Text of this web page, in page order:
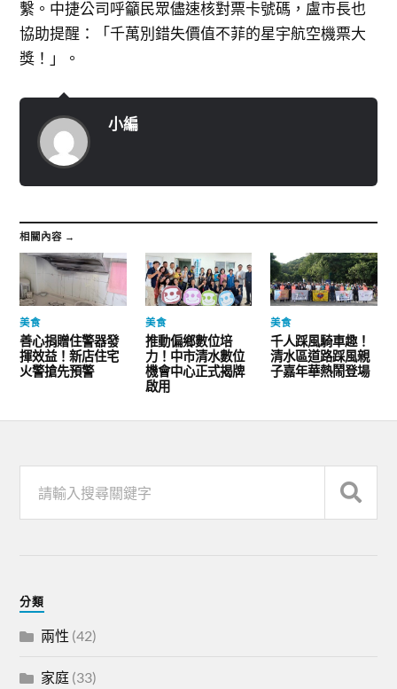
繫。中捷公司呼籲民眾儘速核對票卡號碼，盧市長也
協助提醒：「千萬別錯失價值不菲的星宇航空機票大
獎！」。
小編
相關內容 →
美食
善心捐贈住警器發
揮效益！新店住宅
火警搶先預警
美食
推動偏鄉數位培
力！中市清水數位
機會中心正式揭牌
啟用
美食
千人踩風騎車趣！
清水區道路踩風親
子嘉年華熱鬧登場
分類
兩性 (42)
家庭 (33)